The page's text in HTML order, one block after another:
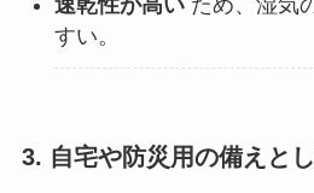
すい。
3. 自宅や防災用の備えと